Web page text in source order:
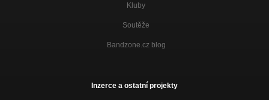
Kluby
Soutěže
Bandzone.cz blog
Inzerce a ostatní projekty